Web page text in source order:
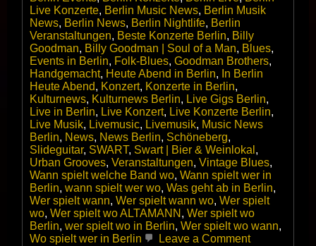
Live Konzerte, Berlin Music News, Berlin Musik
News, Berlin News, Berlin Nightlife, Berlin
Veranstaltungen, Beste Konzerte Berlin, Billy
Goodman, Billy Goodman | Soul of a Man, Blues,
Events in Berlin, Folk-Blues, Goodman Brothers,
Handgemacht, Heute Abend in Berlin, In Berlin
Heute Abend, Konzert, Konzerte in Berlin,
Kulturnews, Kulturnews Berlin, Live Gigs Berlin,
Live in Berlin, Live Konzert, Live Konzerte Berlin,
Live Musik, Livemusic, Livemusik, Music News
Berlin, News, News Berlin, Schöneberg,
Slideguitar, SWART, Swart | Bier & Weinlokal ,
Urban Grooves, Veranstaltungen, Vintage Blues,
Wann spielt welche Band wo, Wann spielt wer in
Berlin, wann spielt wer wo, Was geht ab in Berlin,
Wer spielt wann, Wer spielt wann wo, Wer spielt
wo, Wer spielt wo ALTAMANN , Wer spielt wo
Berlin, wer spielt wo in Berlin, Wer spielt wo wann,
Wo spielt wer in Berlin
Leave a Commenton